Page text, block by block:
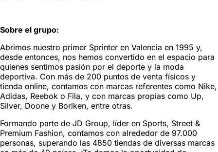
Sobre el grupo:
Abrimos nuestro primer Sprinter en Valencia en 1995 y,
desde entonces, nos hemos convertido en el espacio para
quienes sentimos pasión por el deporte y la moda
deportiva. Con más de 200 puntos de venta físicos y
tienda online, contamos con marcas referentes como Nike,
Adidas, Reebok o Fila, y con marcas propias como Up,
Silver, Doone y Boriken, entre otras.
Formando parte de JD Group, líder en Sports, Street &
Premium Fashion, contamos con alrededor de 97.000
personas, superando las 4850 tiendas de diversas marcas